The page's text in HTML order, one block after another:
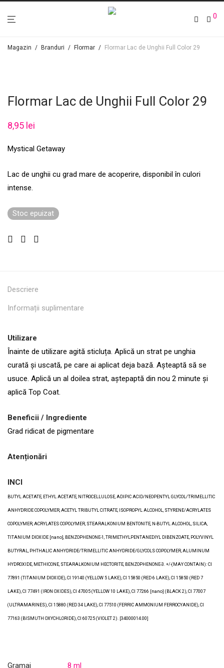
0
Magazin / Branduri / Flormar / Flormar Lac de Unghii Full Color 29
Flormar Lac de Unghii Full Color 29
8,95 lei
Mystical Getaway
Lac de unghii cu grad mare de acoperire, disponibil în culori
intense.
Stoc epuizat
Descriere
Informații suplimentare
Utilizare
Înainte de utilizare agită sticluța. Aplică un strat pe unghia
curată și uscată, pe care ai aplicat deja bază. Așteaptă să se
usuce. Aplică un al doilea strat, aștepaptă din nou 2 minute și
aplică Top Coat.
Beneficii / Ingrediente
Grad ridicat de pigmentare
Atenționări
INCI
BUTYL ACETATE, ETHYL ACETATE, NITROCELLULOSE, ADIPIC ACID/NEOPENTYL GLYCOL/TRIMELLITIC
ANHYDRIDE COPOLYMER, ACETYL TRIBUTYL CITRATE, ISOPROPYL ALCOHOL, STYRENE/ACRYLATES
COPOLYMER, ACRYLATES COPOLYMER, STEARALKONIUM BENTONITE, N-BUTYL ALCOHOL, SILICA,
TITANIUM DIOXIDE [nano], BENZOPHENONE-1, TRIMETHYLPENTANEDIYL DIBENZOATE, POLYVINYL
BUTYRAL, PHTHALIC ANHYDRIDE/TRIMELLITIC ANHYDRIDE/GLYCOLS COPOLYMER, ALUMINUM
HYDROXIDE, METHICONE, STEARALKONIUM HECTORITE, BENZOPHENONE-3. +/-(MAY CONTAIN): CI
77891 (TITANIUM DIOXIDE), CI 19140 (YELLOW 5 LAKE), CI 15850 (RED 6 LAKE), CI 15850 (RED 7
LAKE), CI 77491 (IRON OXIDES), CI 47005 (YELLOW 10 LAKE), CI 77266 [nano] (BLACK 2), CI 77007
(ULTRAMARINES), CI 15880 (RED 34 LAKE), CI 77510 (FERRIC AMMONIUM FERROCYANIDE), CI
77163 (BISMUTH OXYCHLORIDE), CI 60725 (VIOLET 2). [34000014.00]
Gramaj 8 ml